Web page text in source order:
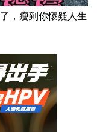
，瘦到你懷疑人生